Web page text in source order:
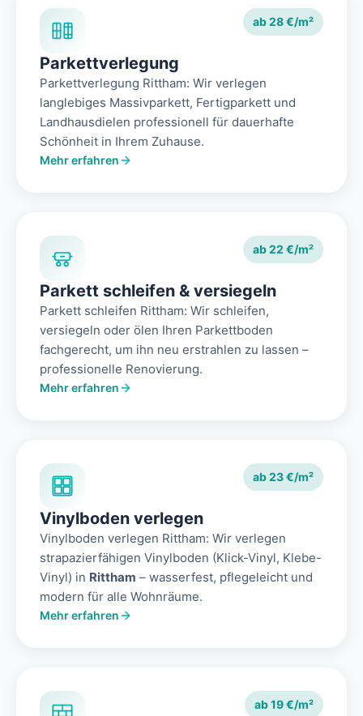
ab 28 €/m²
Parkettverlegung
Parkettverlegung Rittham: Wir verlegen
langlebiges Massivparkett, Fertigparkett und
Landhausdielen professionell für dauerhafte
Schönheit in Ihrem Zuhause.
Mehr erfahren
ab 22 €/m²
Parkett schleifen & versiegeln
Parkett schleifen Rittham: Wir schleifen,
versiegeln oder ölen Ihren Parkettboden
fachgerecht, um ihn neu erstrahlen zu lassen –
professionelle Renovierung.
Mehr erfahren
ab 23 €/m²
Vinylboden verlegen
Vinylboden verlegen Rittham: Wir verlegen
strapazierfähigen Vinylboden (Klick-Vinyl, Klebe-
Vinyl) in Rittham – wasserfest, pflegeleicht und
modern für alle Wohnräume.
Mehr erfahren
ab 19 €/m²